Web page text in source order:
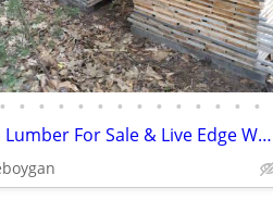
• • • • • • • • • • • • • •
Rough Sawn Lumber For Sale & Live Edge Walnut Table-Tops/Slabs